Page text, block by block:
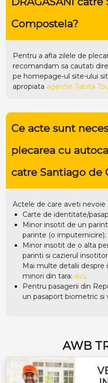
Compostela?
Pentru a afla zilele de
recomandam sa cautati
pe homepage-ul site-ului
apropiata agentie Tabita
Ce acte sunt
plecarea cu
catre Santiago de
Actele de care aveti nevoie
Carte de identitate/
Minor insotit de un
parinte (o imputernicire);
Minor insotit de o alta
parinti si cazierul
Mai multe detalii despre
minori din tara: aici.
Pentru pasagerii din
un pasaport biometric si
AWB